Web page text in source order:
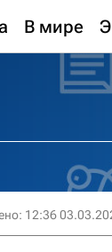
В мире
12:36